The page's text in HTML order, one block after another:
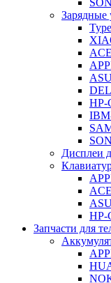
Зарядные
HP-
Дисплеи
HP-
Запчасти для